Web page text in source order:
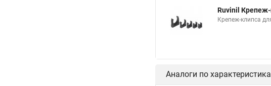
Ruvinil
Крепеж-клипса
Аналоги по